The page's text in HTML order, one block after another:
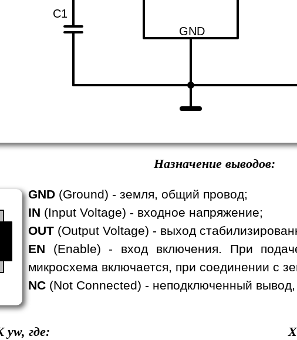
GND
C1
Назначение выводов:
GND (Ground) - земля, общий провод;
IN (Input Voltage) - входное напряжение;
OUT (Output Voltage) - выход
EN (Enable) - вход включения. При
микросхема включается, при соединении с
NC (Not Connected) - неподключенный вывод,
yw, где: